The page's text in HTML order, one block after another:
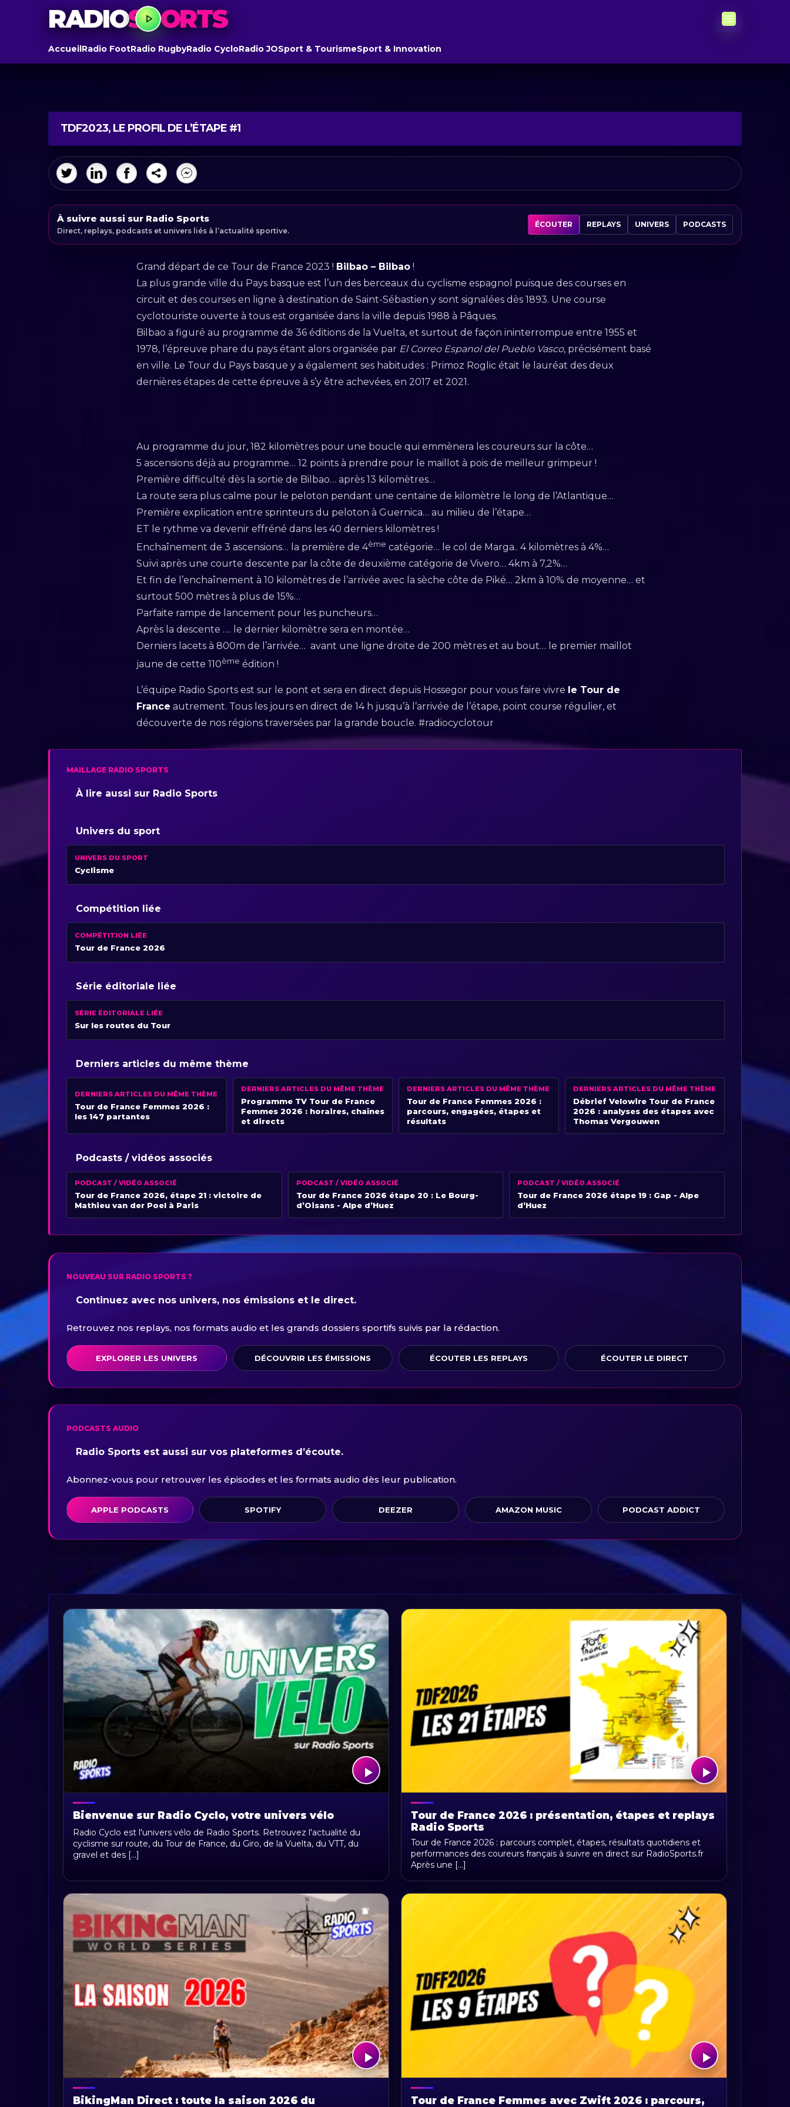
RADIOSPORTS
AccueilRadio FootRadio RugbyRadio CycloRadio JOSport & TourismeSport & Innovation
TDF2023, LE PROFIL DE L’ÉTAPE #1
À suivre aussi sur Radio Sports
Direct, replays, podcasts et univers liés à l’actualité sportive.
ÉCOUTER REPLAYS UNIVERS PODCASTS
Grand départ de ce Tour de France 2023 ! Bilbao – Bilbao !
La plus grande ville du Pays basque est l’un des berceaux du cyclisme espagnol puisque des courses en
circuit et des courses en ligne à destination de Saint-Sébastien y sont signalées dès 1893. Une course
cyclotouriste ouverte à tous est organisée dans la ville depuis 1988 à Pâques.
Bilbao a figuré au programme de 36 éditions de la Vuelta, et surtout de façon ininterrompue entre 1955 et
1978, l’épreuve phare du pays étant alors organisée par El Correo Espanol del Pueblo Vasco, précisément basé
en ville. Le Tour du Pays basque y a également ses habitudes : Primoz Roglic était le lauréat des deux
dernières étapes de cette épreuve à s’y être achevées, en 2017 et 2021.
Au programme du jour, 182 kilomètres pour une boucle qui emmènera les coureurs sur la côte…
5 ascensions déjà au programme… 12 points à prendre pour le maillot à pois de meilleur grimpeur !
Première difficulté dès la sortie de Bilbao… après 13 kilomètres…
La route sera plus calme pour le peloton pendant une centaine de kilomètre le long de l’Atlantique…
Première explication entre sprinteurs du peloton à Guernica… au milieu de l’étape…
ET le rythme va devenir effréné dans les 40 derniers kilomètres !
Enchaînement de 3 ascensions… la première de 4ème catégorie… le col de Marga.. 4 kilomètres à 4%…
Suivi après une courte descente par la côte de deuxième catégorie de Vivero… 4km à 7,2%…
Et fin de l’enchaînement à 10 kilomètres de l’arrivée avec la sèche côte de Piké… 2km à 10% de moyenne… et
surtout 500 mètres à plus de 15%…
Parfaite rampe de lancement pour les puncheurs…
Après la descente …. le dernier kilomètre sera en montée…
Derniers lacets à 800m de l’arrivée… avant une ligne droite de 200 mètres et au bout… le premier maillot
jaune de cette 110ème édition !
L’équipe Radio Sports est sur le pont et sera en direct depuis Hossegor pour vous faire vivre le Tour de
France autrement. Tous les jours en direct de 14 h jusqu’à l’arrivée de l’étape, point course régulier, et
découverte de nos régions traversées par la grande boucle. #radiocyclotour
MAILLAGE RADIO SPORTS
À lire aussi sur Radio Sports
Univers du sport
UNIVERS DU SPORT
Cyclisme
Compétition liée
COMPÉTITION LIÉE
Tour de France 2026
Série éditoriale liée
SÉRIE ÉDITORIALE LIÉE
Sur les routes du Tour
Derniers articles du même thème
DERNIERS ARTICLES DU MÊME THÈME
Tour de France Femmes 2026 :
les 147 partantes
DERNIERS ARTICLES DU MÊME THÈME
Programme TV Tour de France
Femmes 2026 : horaires, chaînes
et directs
DERNIERS ARTICLES DU MÊME THÈME
Tour de France Femmes 2026 :
parcours, engagées, étapes et
résultats
DERNIERS ARTICLES DU MÊME THÈME
Débrief Velowire Tour de France
2026 : analyses des étapes avec
Thomas Vergouwen
Podcasts / vidéos associés
PODCAST / VIDÉO ASSOCIÉ
Tour de France 2026, étape 21 : victoire de
Mathieu van der Poel à Paris
PODCAST / VIDÉO ASSOCIÉ
Tour de France 2026 étape 20 : Le Bourg-
d’Oisans - Alpe d’Huez
PODCAST / VIDÉO ASSOCIÉ
Tour de France 2026 étape 19 : Gap - Alpe
d’Huez
NOUVEAU SUR RADIO SPORTS ?
Continuez avec nos univers, nos émissions et le direct.
Retrouvez nos replays, nos formats audio et les grands dossiers sportifs suivis par la rédaction.
EXPLORER LES UNIVERS DÉCOUVRIR LES ÉMISSIONS ÉCOUTER LES REPLAYS ÉCOUTER LE DIRECT
PODCASTS AUDIO
Radio Sports est aussi sur vos plateformes d’écoute.
Abonnez-vous pour retrouver les épisodes et les formats audio dès leur publication.
APPLE PODCASTS SPOTIFY DEEZER AMAZON MUSIC PODCAST ADDICT
Bienvenue sur Radio Cyclo, votre univers vélo
Radio Cyclo est l'univers vélo de Radio Sports. Retrouvez l'actualité du
cyclisme sur route, du Tour de France, du Giro, de la Vuelta, du VTT, du
gravel et des [...]
Tour de France 2026 : présentation, étapes et replays
Radio Sports
Tour de France 2026 : parcours complet, étapes, résultats quotidiens et
performances des coureurs français à suivre en direct sur RadioSports.fr
Après une [...]
BikingMan Direct : toute la saison 2026 du
Tour de France Femmes avec Zwift 2026 : parcours,